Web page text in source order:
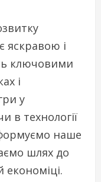
яскравою і
ключовими
і
у
в технології
наше
шлях до
економіці.